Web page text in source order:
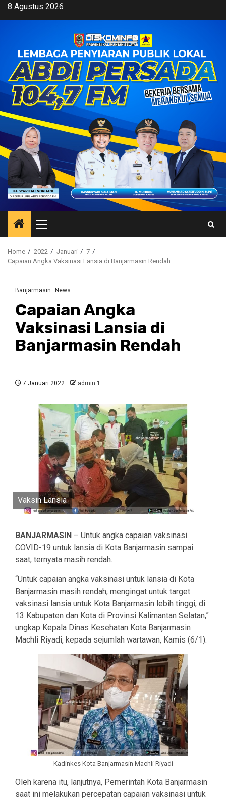
Skip8 Agustus 2026
Primary
Menu
Home 2022 Januari
7
Capaian Angka Vaksinasi Lansia di Banjarmasin Rendah
Banjarmasin News
Capaian Angka
Vaksinasi Lansia di
Banjarmasin Rendah
7 Januari 2022 admin 1
Vaksin Lansia
BANJARMASIN – Untuk angka capaian vaksinasi
COVID-19 untuk lansia di Kota Banjarmasin sampai
saat, ternyata masih rendah.
“Untuk capaian angka vaksinasi untuk lansia di Kota
Banjarmasin masih rendah, mengingat untuk target
vaksinasi lansia untuk Kota Banjarmasin lebih tinggi, di
13 Kabupaten dan Kota di Provinsi Kalimantan Selatan,”
ungkap Kepala Dinas Kesehatan Kota Banjarmasin
Machli Riyadi, kepada sejumlah wartawan, Kamis (6/1).
Kadinkes Kota Banjarmasin Machli Riyadi
Oleh karena itu, lanjutnya, Pemerintah Kota Banjarmasin
saat ini melakukan percepatan capaian vaksinasi untuk